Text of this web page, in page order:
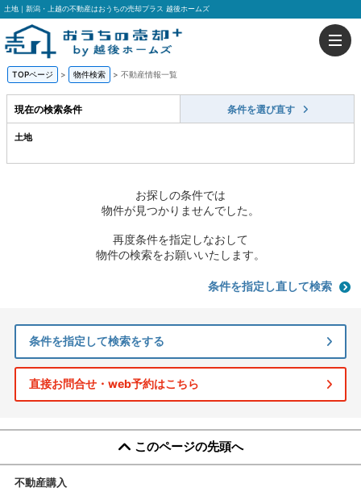
土地｜新潟・上越の不動産はおうちの売却プラス 越後ホームズ
TOPページ > 物件検索 > 不動産情報一覧
現在の検索条件 条件を選び直す
土地
お探しの条件では
物件が見つかりませんでした。
再度条件を指定しなおして
物件の検索をお願いいたします。
条件を指定し直して検索
条件を指定して検索をする
直接お問合せ・web予約はこちら
このページの先頭へ
不動産購入